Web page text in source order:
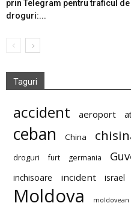
prin Telegram pentru traficul de
droguri:...
Taguri
accident aeroport
ceban China
droguri furt germania
inchisoare incident israel
Moldova moldovean